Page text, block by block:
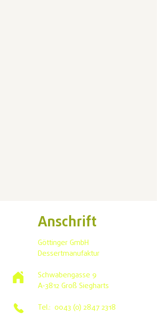
Anschrift
Göttinger GmbH
Dessertmanufaktur
Schwabengasse 9
A-3812 Groß Siegharts
Tel.: 0043 (0) 2847 2318